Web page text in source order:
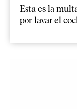
Esta es la
por lavar el